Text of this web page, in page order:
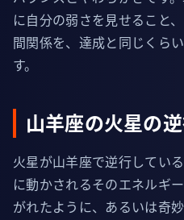
に自分の弱さを見せること
間関係を、達成と同じくら
す。
山羊座の火星の
火星が山羊座で逆行してい
に動かされるそのエネルギ
がれたように、あるいは奇